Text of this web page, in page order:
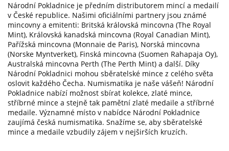
Národní Pokladnice je předním distributorem mincí a medailí
v České republice. Našimi oficiálními partnery jsou známé
mincovny a emitenti: Britská královská mincovna (The Royal
Mint), Královská kanadská mincovna (Royal Canadian Mint),
Pařížská mincovna (Monnaie de Paris), Norská mincovna
(Norske Myntverket), Finská mincovna (Suomen Rahapaja Oy),
Australská mincovna Perth (The Perth Mint) a další. Díky
Národní Pokladnici mohou sběratelské mince z celého světa
oslovit každého Čecha. Numismatika je naše vášeň! Národní
Pokladnice nabízí možnost sbírat kolekce, zlaté mince,
stříbrné mince a stejně tak pamětní zlaté medaile a stříbrné
medaile. Významné místo v nabídce Národní Pokladnice
zaujímá česká numismatika. Snažíme se, aby sběratelské
mince a medaile vzbudily zájem v nejširších kruzích.